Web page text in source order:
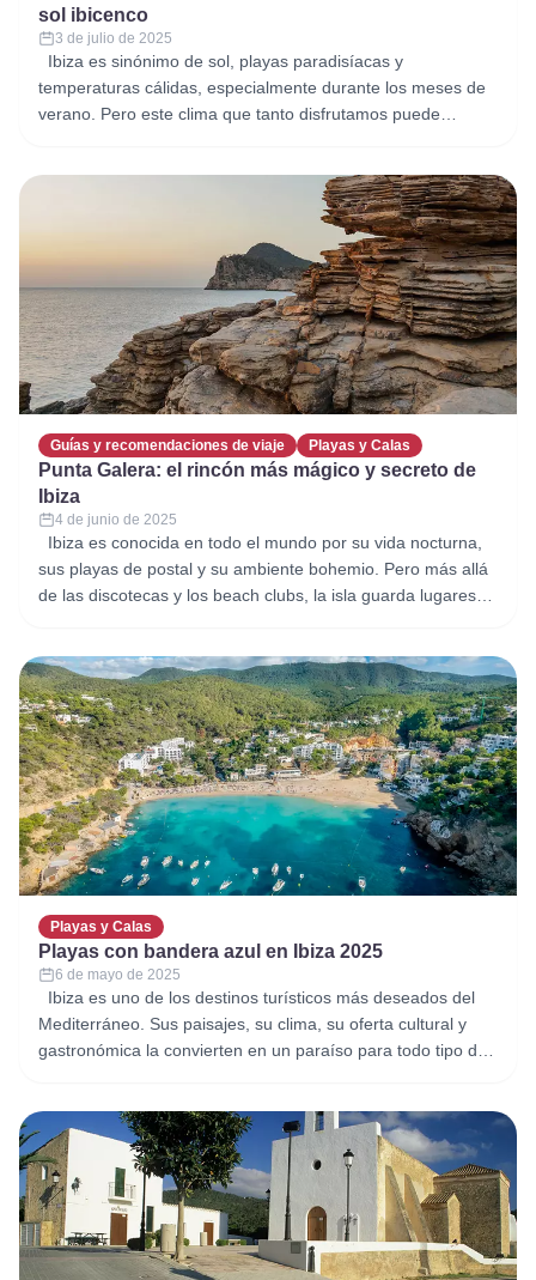
sol ibicenco
3 de julio de 2025
Ibiza es sinónimo de sol, playas paradisíacas y
temperaturas cálidas, especialmente durante los meses de
verano. Pero este clima que tanto disfrutamos puede
queremos que tu experiencia al volante sea perfecta, por
Guías y recomendaciones de viaje Playas y Calas
Punta Galera: el rincón más mágico y secreto de
Ibiza
4 de junio de 2025
Ibiza es conocida en todo el mundo por su vida nocturna,
sus playas de postal y su ambiente bohemio. Pero más allá
de las discotecas y los beach clubs, la isla guarda lugares
unas
Playas y Calas
Playas con bandera azul en Ibiza 2025
6 de mayo de 2025
Ibiza es uno de los destinos turísticos más deseados del
Mediterráneo. Sus paisajes, su clima, su oferta cultural y
gastronómica la convierten en un paraíso para todo tipo de
reconocidas con el prestigioso